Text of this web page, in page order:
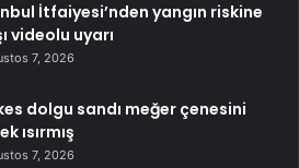
İtfaiyesi’nden yangın riskine
videolu uyarı
7, 2026
dolgu sandı meğer çenesini
ısırmış
7, 2026